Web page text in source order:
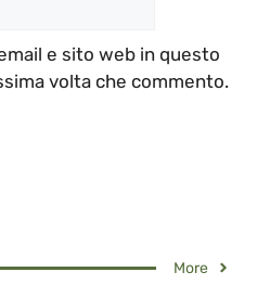
e sito web in questo
volta che commento.
More